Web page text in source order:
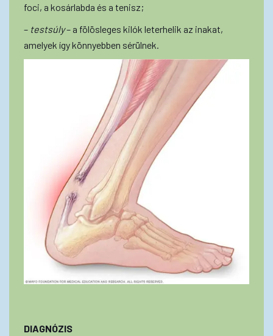
foci, a kosárlabda és a tenisz;
– testsúly– a fölösleges kilók leterhelik az inakat,
amelyek így könnyebben sérülnek.
DIAGNÓZIS